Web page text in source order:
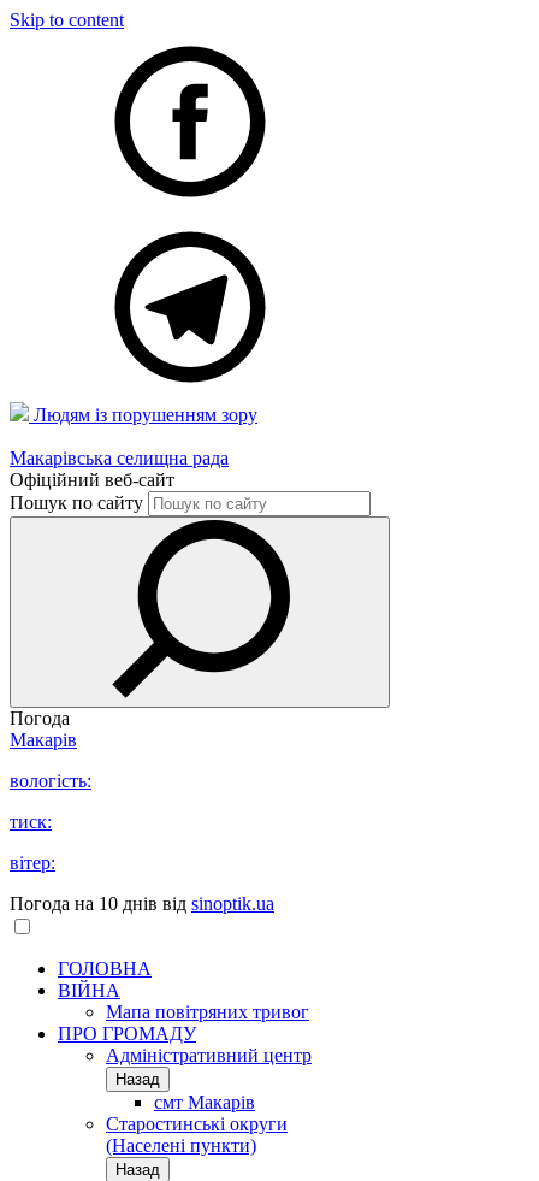
Skip to content
Людям із порушенням зору
Макарівська селищна рада
Офіційний веб-сайт
Пошук по сайту
Погода
Макарів
вологість:
тиск:
вітер:
Погода на 10 днів від sinoptik.ua
ГОЛОВНА
ВІЙНА
Мапа повітряних тривог
ПРО ГРОМАДУ
Aдміністративний центр
Назад
смт Макарів
Старостинські округи
(Населені пункти)
Назад